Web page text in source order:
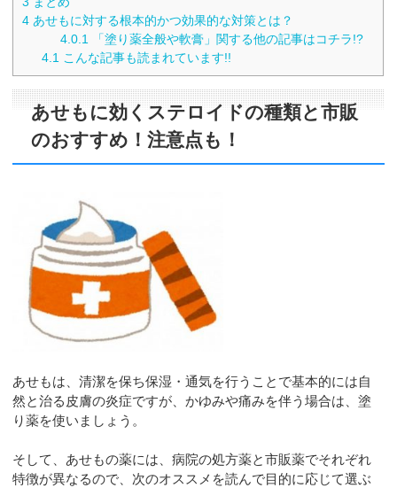
4 あせもに対する根本的かつ効果的な対策とは？
4.0.1
「塗り薬全般や軟膏」関する他の記事はコチラ!?
4.1 こんな記事も読まれています!!
あせもに効くステロイドの種類と市販
のおすすめ！注意点も！
あせもは、清潔を保ち保湿・通気を行うことで基本的には自
然と治る皮膚の炎症ですが、かゆみや痛みを伴う場合は、塗
り薬を使いましょう。
そして、あせもの薬には、病院の処方薬と市販薬でそれぞれ
特徴が異なるので、次のオススメを読んで目的に応じて選ぶ